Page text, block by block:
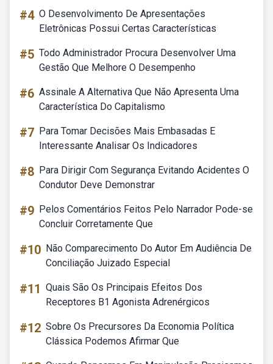
#4 O Desenvolvimento De Apresentações
Eletrônicas Possui Certas Características
#5 Todo Administrador Procura Desenvolver Uma
Gestão Que Melhore O Desempenho
#6 Assinale A Alternativa Que Não Apresenta Uma
Característica Do Capitalismo
#7 Para Tomar Decisões Mais Embasadas E
Interessante Analisar Os Indicadores
#8 Para Dirigir Com Segurança Evitando Acidentes O
Condutor Deve Demonstrar
#9 Pelos Comentários Feitos Pelo Narrador Pode-se
Concluir Corretamente Que
#10 Não Comparecimento Do Autor Em Audiência De
Conciliação Juizado Especial
#11 Quais São Os Principais Efeitos Dos
Receptores B1 Agonista Adrenérgicos
#12 Sobre Os Precursores Da Economia Política
Clássica Podemos Afirmar Que